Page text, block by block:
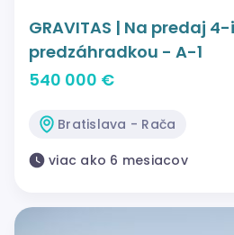
GRAVITAS | Na predaj
predzáhradkou - A-1
540 000 €
Bratislava - Rača
viac ako 6 mesiacov